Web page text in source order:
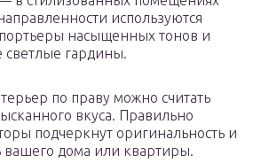
используются
насыщенных тонов и
светлые гардины.
по праву можно считать
вкуса. Правильно
подчеркнут оригинальность и
вашего дома или квартиры.